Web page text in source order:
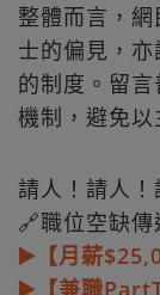
整體而言，
士的偏見，
的制度。留
機制，避免以
請人！請人！
🔗職位空缺傳
▶️【月薪
▶️【兼職